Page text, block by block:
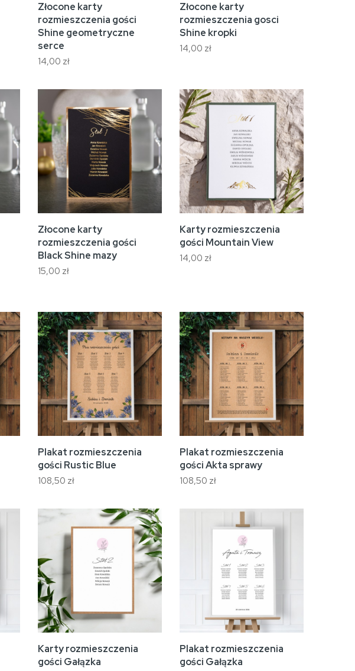
Złocone karty
rozmieszczenia gości
Shine geometryczne
serce
14,00 zł
Złocone karty
rozmieszczenia gosci
Shine kropki
14,00 zł
Złocone karty
rozmieszczenia gości
Black Shine mazy
15,00 zł
Karty rozmieszczenia
gości Mountain View
14,00 zł
Plakat rozmieszczenia
gości Rustic Blue
108,50 zł
Plakat rozmieszczenia
gości Akta sprawy
108,50 zł
Karty rozmieszczenia
gości Gałązka
Plakat rozmieszczenia
gości Gałązka